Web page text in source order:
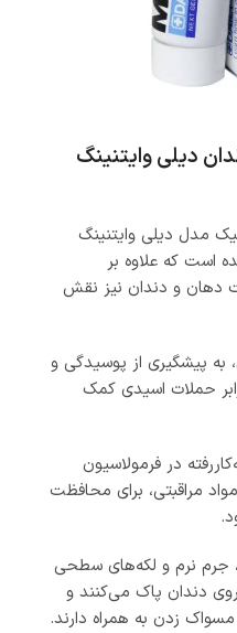
دیلی وایتنینگ
مدل دیلی وایتنینگ
است که علاوه بر
دهان و دندان نیز نقش
به پیشگیری از پوسیدگی و
حملات اسیدی کمک
در فرمولاسیون
مراقبتی، برای محافظت
جرم نرم و لکه‌های سطحی
دندان پاک می‌کنند و
زدن به همراه دارند.